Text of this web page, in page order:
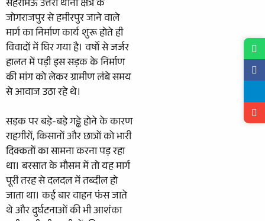
सेहरामऊ उत्तरी थाना क्षेत्र के
जोगराजपुर से हमीरपुर जाने वाले
मार्ग का निर्माण कार्य शुरू होते ही
विवादों में घिर गया है। वर्षों से जर्जर
हालत में पड़ी इस सड़क के निर्माण
की मांग को लेकर ग्रामीण लंबे समय
से आवाज उठा रहे थे।
सड़क पर बड़े-बड़े गड्ढे होने के कारण
राहगीरों, किसानों और छात्रों को भारी
दिक्कतों का सामना करना पड़ रहा
था। बरसात के मौसम में तो यह मार्ग
पूरी तरह से दलदल में तब्दील हो
जाता था। कई बार वाहन फंस जाते
थे और दुर्घटनाओं की भी आशंका